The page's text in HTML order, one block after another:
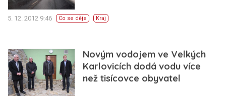
5. 12. 2012 9:46 Co se děje Kraj
Novým vodojem ve Velkých
Karlovicích dodá vodu více
než tisícovce obyvatel